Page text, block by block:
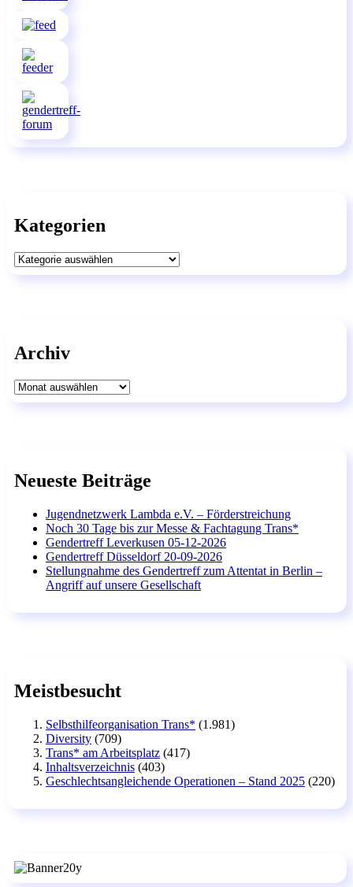
Kategorien
Kategorien
Archiv
Archiv
Neueste Beiträge
Jugendnetzwerk Lambda e.V. – Förderstreichung
Noch 30 Tage bis zur Messe & Fachtagung Trans*
Gendertreff Leverkusen 05-12-2026
Gendertreff Düsseldorf 20-09-2026
Stellungnahme des Gendertreff zum Attentat in Berlin –
Angriff auf unsere Gesellschaft
Meistbesucht
Selbsthilfeorganisation Trans* (1.981)
Diversity (709)
Trans* am Arbeitsplatz (417)
Inhaltsverzeichnis (403)
Geschlechtsangleichende Operationen – Stand 2025 (220)